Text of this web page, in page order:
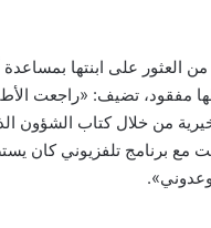
على ابنتها بمساعدة أحد
مفقود، تضيف: «راجعت
من خلال كتاب الشؤون
مع برنامج تلفزيوني كان
وعدوني».